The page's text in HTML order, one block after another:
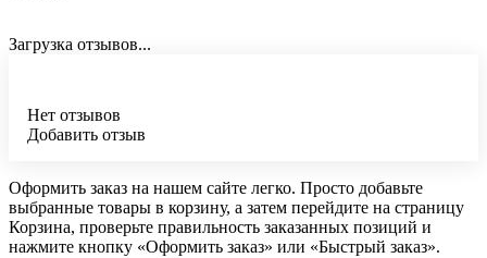
Загрузка отзывов...
Нет отзывов
Добавить отзыв
Оформить заказ на нашем сайте легко. Просто добавьте
выбранные товары в корзину, а затем перейдите на страницу
Корзина, проверьте правильность заказанных позиций и
нажмите кнопку «Оформить заказ» или «Быстрый заказ».